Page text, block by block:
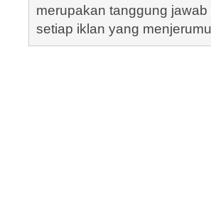
merupakan tanggung
setiap iklan yang